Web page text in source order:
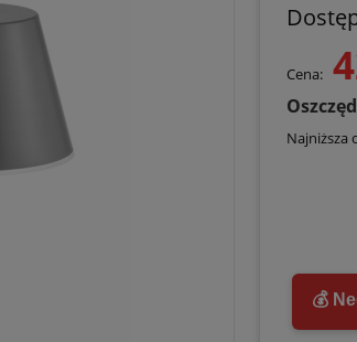
Cena:
Najniższa
💰